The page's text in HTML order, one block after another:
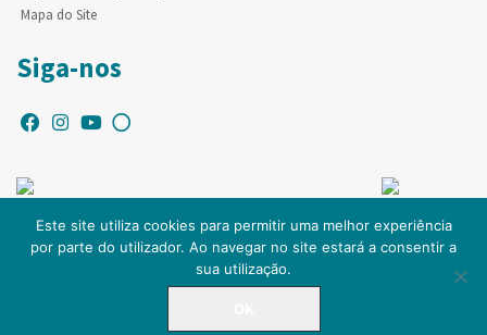
Mapa do Site
Siga-nos
© Copyright IPO-PORTO. Todos os direitos reservados.
Este site utiliza cookies para permitir uma melhor experiência
por parte do utilizador. Ao navegar no site estará a consentir a
sua utilização.